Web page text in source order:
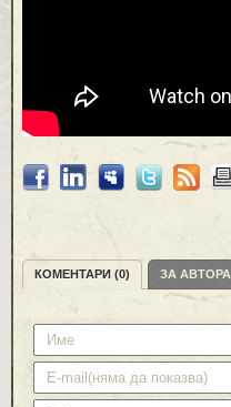
КОМЕНТАРИ (0) ЗА АВТОРА